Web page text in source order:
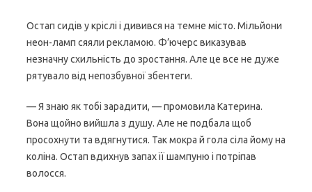
Остап сидів у кріслі і дивився на темне місто. Мільйони
неон-ламп сяяли рекламою. Ф’ючерс виказував
незначну схильність до зростання. Але це все не дуже
рятувало від непозбувної збентеги.
— Я знаю як тобі зарадити, — промовила Катерина.
Вона щойно вийшла з душу. Але не подбала щоб
просохнути та вдягнутися. Так мокра й гола сіла йому на
коліна. Остап вдихнув запах її шампуню і потріпав
волосся.